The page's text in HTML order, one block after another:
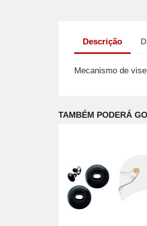
Descrição
Mecanismo de
TAMBÉM PODERÁ